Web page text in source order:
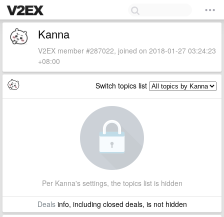
Kanna
V2EX member #287022, joined on 2018-01-27 03:24:23
+08:00
Switch topics list
Per Kanna's settings, the topics list is hidden
Dealsinfo, including closed deals, is not hidden